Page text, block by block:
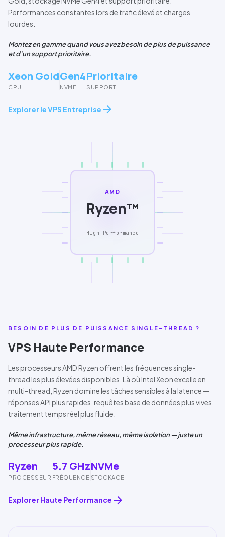
Performances constantes lors de trafic élevé et charges
lourdes.
Montez en gamme quand vous avez besoin de plus de puissance
et d'un support prioritaire.
Xeon Gold
CPU
Gen4
NVME
Prioritaire
SUPPORT
Explorer le VPS Entreprise arrow_forward
AMD
Ryzen™
High Performance
BESOIN DE PLUS DE PUISSANCE SINGLE-THREAD ?
VPS Haute Performance
Les processeursAMD Ryzen offrent les fréquences single-
thread les plus élevées disponibles. Là oùIntel Xeonexcelle en
multi-thread, Ryzen domine les tâches sensibles à la latence —
réponsesAPIplus rapides, requêtes base de données plus vives,
traitement temps réel plus fluide.
Même infrastructure, même réseau, même isolation — juste un
processeur plus rapide.
Ryzen
PROCESSEUR
5.7 GHz
FRÉQUENCE
NVMe
STOCKAGE
Explorer Haute Performance arrow_forward